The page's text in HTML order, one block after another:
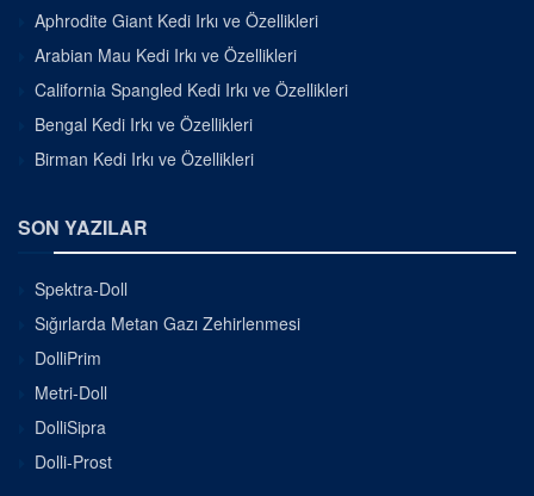
Aphrodite Giant Kedi Irkı ve Özellikleri
Arabian Mau Kedi Irkı ve Özellikleri
California Spangled Kedi Irkı ve Özellikleri
Bengal Kedi Irkı ve Özellikleri
Birman Kedi Irkı ve Özellikleri
SON YAZILAR
Spektra-Doll
Sığırlarda Metan Gazı Zehirlenmesi
DolliPrim
Metri-Doll
DolliSipra
Dolli-Prost